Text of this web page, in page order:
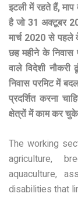
इटली में रहते हैं,
है जो 31 अक्टूबर
मार्च 2020 से पहले
छह महीने के
वाले विदेशी
निवास परमिट में
प्रदर्शित करना
क्षेत्रों में काम कर
The working
agriculture,
aquaculture,
disabilities that